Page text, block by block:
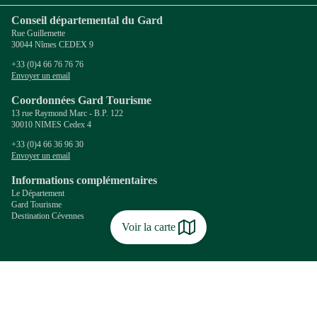
Voir la carte
Conseil départemental du Gard
Rue Guillemette
30044 Nîmes CEDEX 9
+33 (0)4 66 76 76 76
Envoyer un email
Coordonnées Gard Tourisme
13 rue Raymond Marc - B.P. 122
30010 NIMES Cedex 4
+33 (0)4 66 36 96 30
Envoyer un email
Informations complémentaires
Le Département
Gard Tourisme
Destination Cévennes